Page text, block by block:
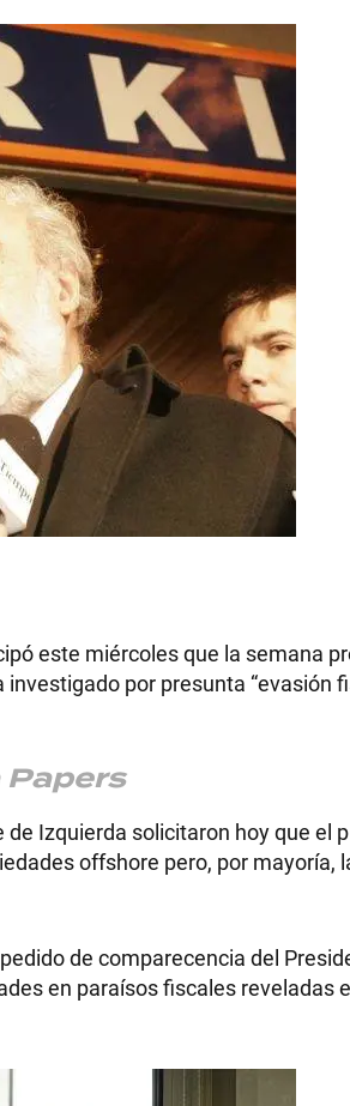
este miércoles que la semana
por presunta “evasión
Papers
Izquierda solicitaron hoy que el
offshore pero, por mayoría,
de comparecencia del
en paraísos fiscales reveladas